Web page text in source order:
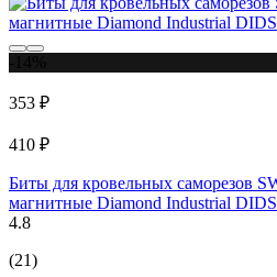
353 ₽
410 ₽
Биты для кровельных саморезов
магнитные Diamond Industrial
4.8
(21)